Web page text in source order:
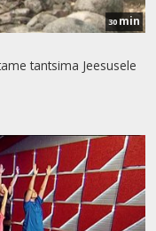
30 min
tantsima Jeesusele